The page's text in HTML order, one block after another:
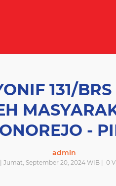
131/
-
admin
| Jumat, September 20, 2024 WIB | 0